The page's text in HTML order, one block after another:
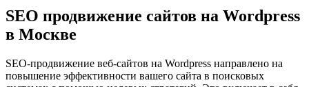
SEO продвижение сайтов на Wordpress
в Москве
SEO-продвижение веб-сайтов на Wordpress направлено на
повышение эффективности вашего сайта в поисковых